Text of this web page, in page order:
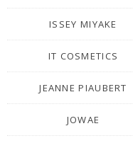
ISSEY MIYAKE
IT COSMETICS
JEANNE PIAUBERT
JOWAE